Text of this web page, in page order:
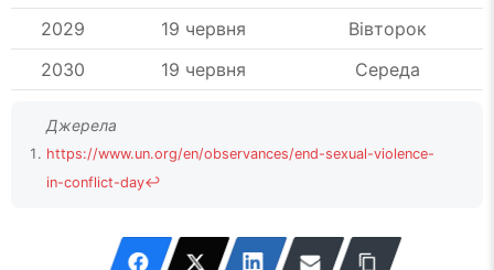
2029
19 червня
Вівторок
2030
19 червня Середа
https://www.un.org/en/observances/end-sexual-violence-
in-conflict-day↩